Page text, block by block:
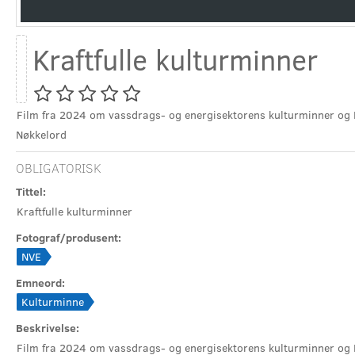
Kraftfulle kulturminner
Film fra 2024 om vassdrags- og energisektorens kulturminner og
Nøkkelord
OBLIGATORISK
Tittel:
Kraftfulle kulturminner
Fotograf/produsent:
NVE
Emneord:
Kulturminne
Beskrivelse:
Film fra 2024 om vassdrags- og energisektorens kulturminner og